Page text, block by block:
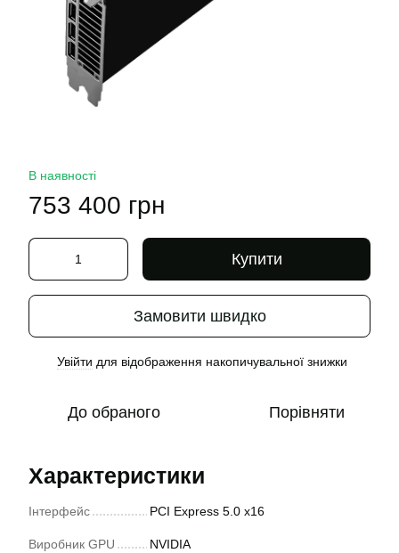
В наявності
753 400 грн
Купити
Замовити швидко
Увійти для відображення накопичувальної знижки
До обраного Порівняти
Характеристики
Інтерфейс PCI Express 5.0 x16
Виробник GPU NVIDIA